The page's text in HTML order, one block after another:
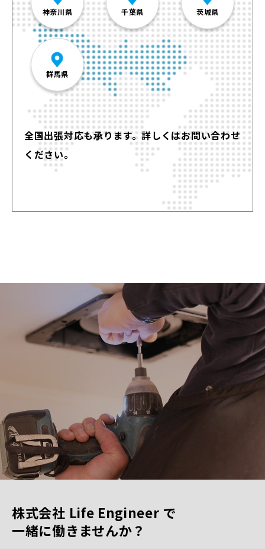
神奈川県 千葉県 茨城県
群馬県
全国出張対応も承ります。詳しくはお問い合わせ
ください。
株式会社 Life Engineer で
一緒に働きませんか？